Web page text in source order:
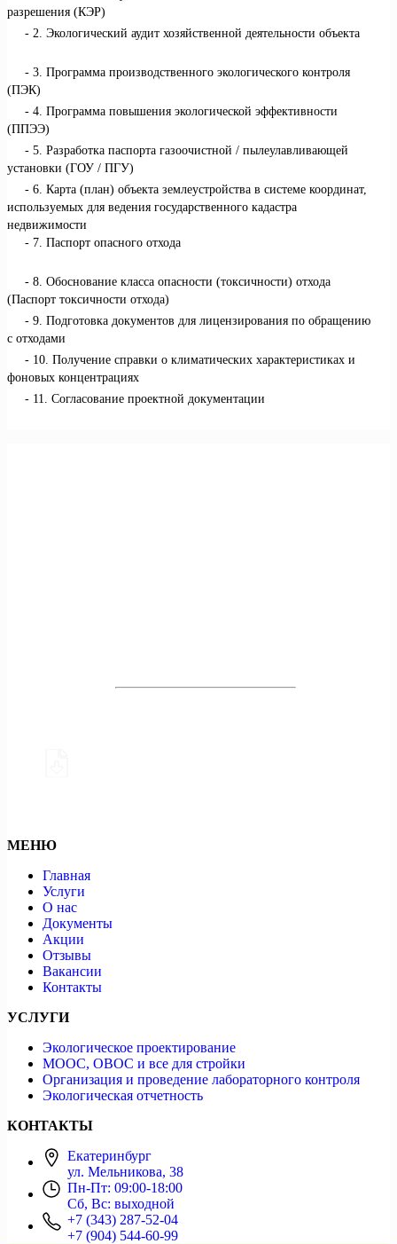
разрешения (КЭР)
2. Экологический аудит хозяйственной деятельности объекта
3. Программа производственного экологического контроля
(ПЭК)
4. Программа повышения экологической эффективности
(ППЭЭ)
5. Разработка паспорта газоочистной / пылеулавливающей
установки (ГОУ / ПГУ)
6. Карта (план) объекта землеустройства в системе координат,
используемых для ведения государственного кадастра
недвижимости
7. Паспорт опасного отхода
8. Обоснование класса опасности (токсичности) отхода
(Паспорт токсичности отхода)
9. Подготовка документов для лицензирования по обращению
с отходами
10. Получение справки о климатических характеристиках и
фоновых концентрациях
11. Согласование проектной документации
МЕНЮ
Главная
Услуги
О нас
Документы
Акции
Отзывы
Вакансии
Контакты
УСЛУГИ
Экологическое проектирование
МООС, ОВОС и все для стройки
Организация и проведение лабораторного контроля
Экологическая отчетность
КОНТАКТЫ
Екатеринбург
ул. Мельникова, 38
Пн-Пт: 09:00-18:00
Сб, Вс: выходной
+7 (343) 287-52-04
+7 (904) 544-60-99